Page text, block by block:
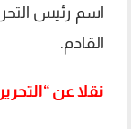
اسم رئيس
القادم.
نقلا عن